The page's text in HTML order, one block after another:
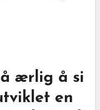
ærlig å si
en